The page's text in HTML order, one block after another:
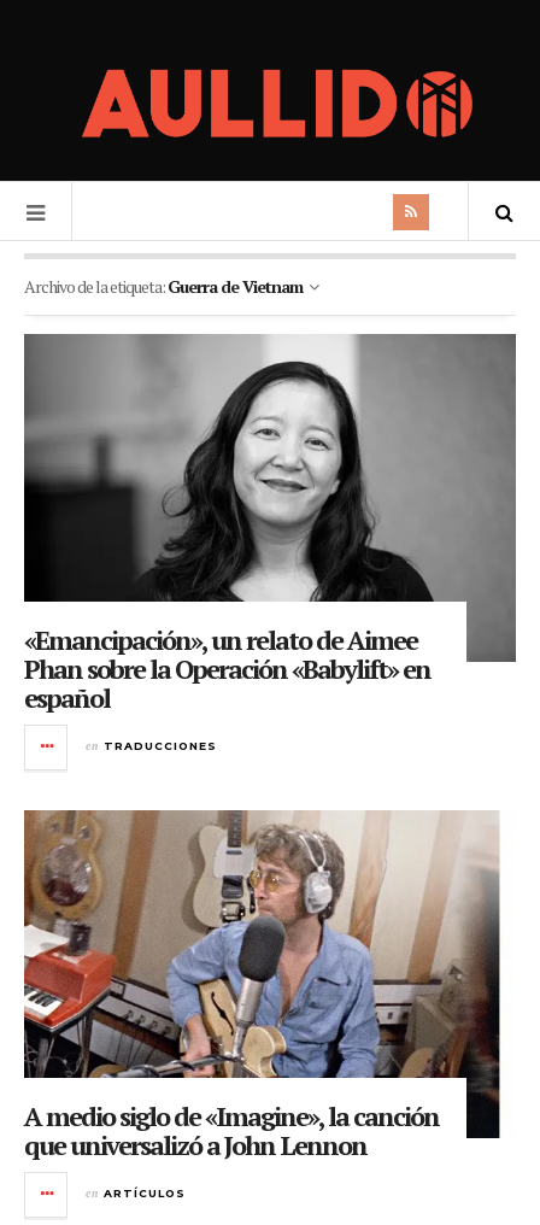
Archivo de la etiqueta:Guerra de Vietnam
«Emancipación», un relato de Aimee
Phan sobre la Operación «Babylift» en
español
en TRADUCCIONES
A medio siglo de «Imagine», la canción
que universalizó a John Lennon
en ARTÍCULOS